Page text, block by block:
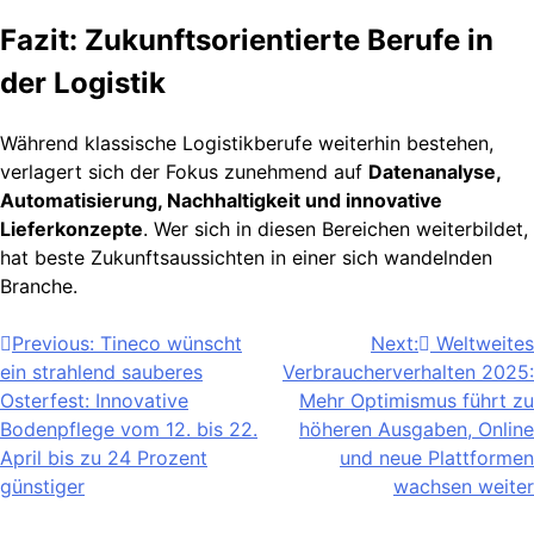
Fazit: Zukunftsorientierte Berufe in
der Logistik
Während klassische Logistikberufe weiterhin bestehen,
verlagert sich der Fokus zunehmend auf Datenanalyse,
Automatisierung, Nachhaltigkeit und innovative
Lieferkonzepte. Wer sich in diesen Bereichen weiterbildet,
hat beste Zukunftsaussichten in einer sich wandelnden
Branche.
Beitragsnavigation
Previous: Tineco wünscht
ein strahlend sauberes
Osterfest: Innovative
Bodenpflege vom 12. bis 22.
April bis zu 24 Prozent
günstiger
Next:
Weltweites
Verbraucherverhalten 2025:
Mehr Optimismus führt zu
höheren Ausgaben, Online
und neue Plattformen
wachsen weiter